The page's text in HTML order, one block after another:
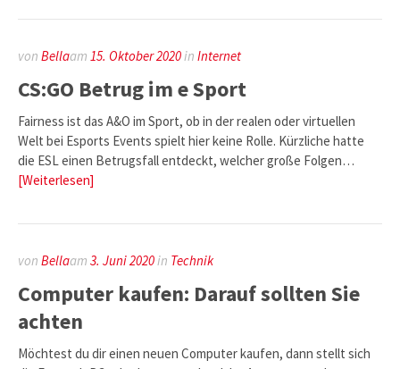
von Bellaam 15. Oktober 2020 in Internet
CS:GO Betrug im e Sport
Fairness ist das A&O im Sport, ob in der realen oder virtuellen
Welt bei Esports Events spielt hier keine Rolle. Kürzliche hatte
die ESL einen Betrugsfall entdeckt, welcher große Folgen…
[Weiterlesen]
von Bellaam 3. Juni 2020in Technik
Computer kaufen: Darauf sollten Sie
achten
Möchtest du dir einen neuen Computer kaufen, dann stellt sich